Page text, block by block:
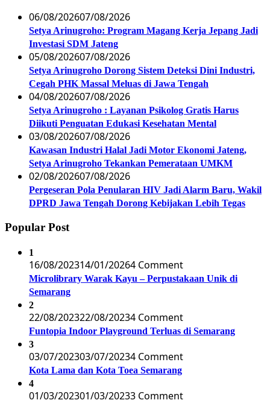
06/08/202607/08/2026
Setya Arinugroho: Program Magang Kerja Jepang Jadi
Investasi SDM Jateng
05/08/202607/08/2026
Setya Arinugroho Dorong Sistem Deteksi Dini Industri,
Cegah PHK Massal Meluas di Jawa Tengah
04/08/202607/08/2026
Setya Arinugroho : Layanan Psikolog Gratis Harus
Diikuti Penguatan Edukasi Kesehatan Mental
03/08/202607/08/2026
Kawasan Industri Halal Jadi Motor Ekonomi Jateng,
Setya Arinugroho Tekankan Pemerataan UMKM
02/08/202607/08/2026
Pergeseran Pola Penularan HIV Jadi Alarm Baru, Wakil
DPRD Jawa Tengah Dorong Kebijakan Lebih Tegas
Popular Post
1
16/08/202314/01/20264 Comment
Microlibrary Warak Kayu – Perpustakaan Unik di
Semarang
2
22/08/202322/08/20234 Comment
Funtopia Indoor Playground Terluas di Semarang
3
03/07/202303/07/20234 Comment
Kota Lama dan Kota Toea Semarang
4
01/03/202301/03/20233 Comment